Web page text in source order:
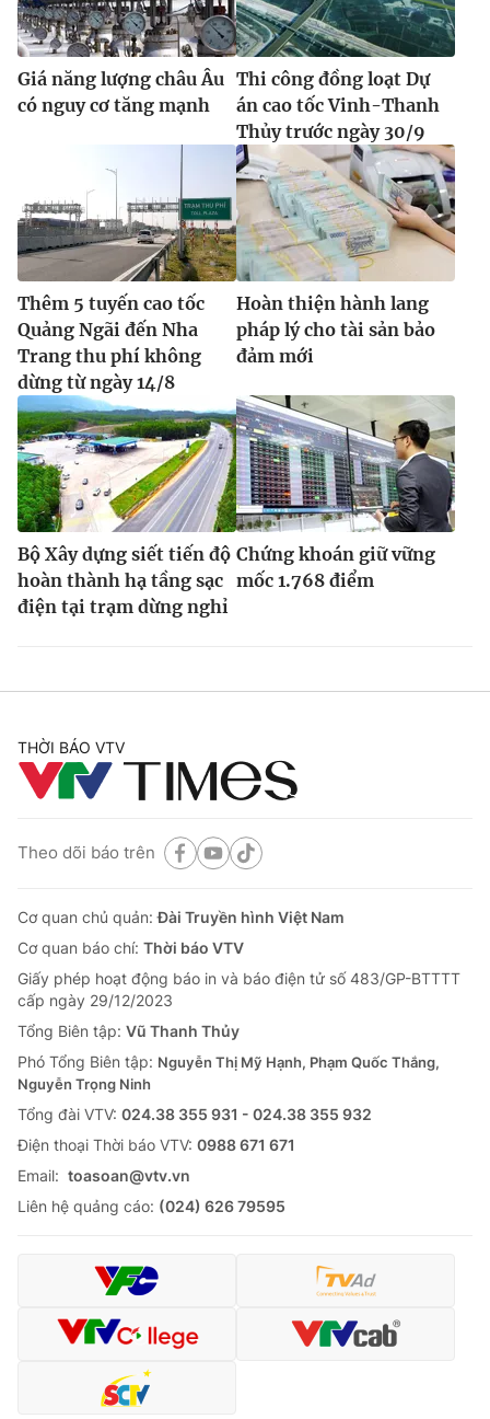
Giá năng lượng châu Âu
có nguy cơ tăng mạnh
Thi công đồng loạt Dự
án cao tốc Vinh-Thanh
Thủy trước ngày 30/9
Thêm 5 tuyến cao tốc
Quảng Ngãi đến Nha
Trang thu phí không
dừng từ ngày 14/8
Hoàn thiện hành lang
pháp lý cho tài sản bảo
đảm mới
Bộ Xây dựng siết tiến độ
hoàn thành hạ tầng sạc
điện tại trạm dừng nghỉ
Chứng khoán giữ vững
mốc 1.768 điểm
THỜI BÁO VTV
Theo dõi báo trên
Cơ quan chủ quản:Đài Truyền hình Việt Nam
Cơ quan báo chí: Thời báo VTV
Giấy phép hoạt động báo in và báo điện tử số 483/GP-BTTTT
cấp ngày 29/12/2023
Tổng Biên tập: Vũ Thanh Thủy
Phó Tổng Biên tập: Nguyễn Thị Mỹ Hạnh, Phạm Quốc Thắng,
Nguyễn Trọng Ninh
Tổng đài VTV: 024.38 355 931 - 024.38 355 932
Ðiện thoại Thời báo VTV: 0988 671 671
Email: toasoan@vtv.vn
Liên hệ quảng cáo: (024) 626 79595